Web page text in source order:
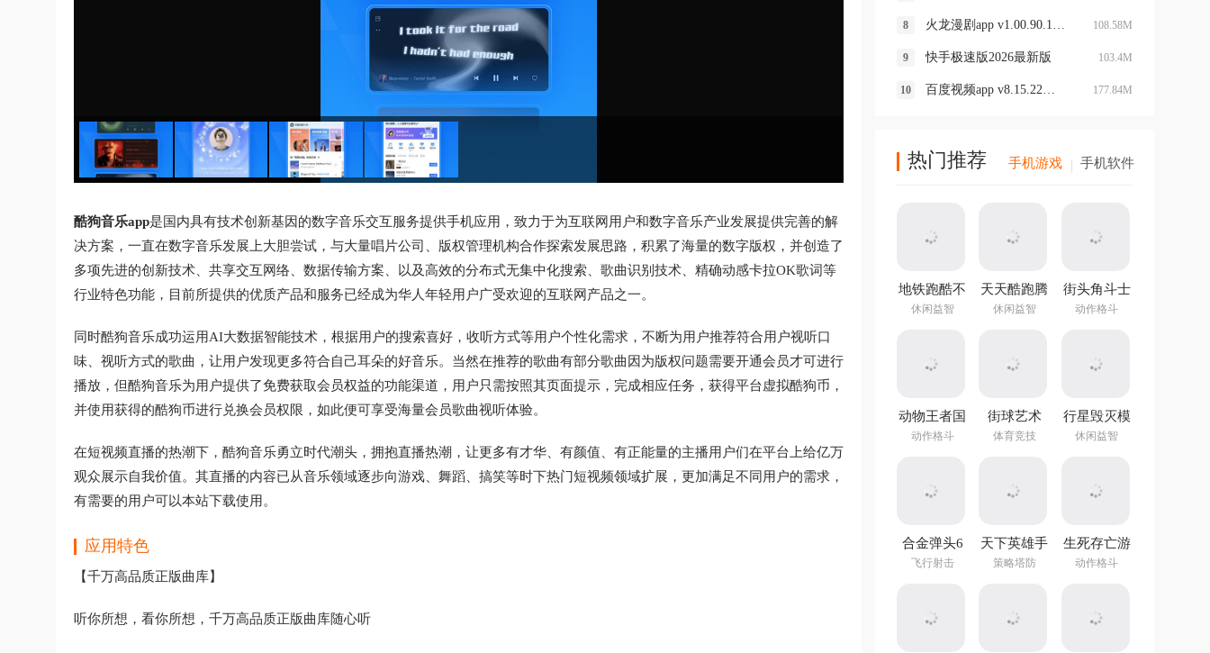
酷狗音乐app是国内具有技术创新基因的数字音乐交互服务提供手机应用，致力于为互联网用户和数字音乐产业发展提供完善的解
决方案，一直在数字音乐发展上大胆尝试，与大量唱片公司、版权管理机构合作探索发展思路，积累了海量的数字版权，并创造了
多项先进的创新技术、共享交互网络、数据传输方案、以及高效的分布式无集中化搜索、歌曲识别技术、精确动感卡拉OK歌词等
行业特色功能，目前所提供的优质产品和服务已经成为华人年轻用户广受欢迎的互联网产品之一。
同时酷狗音乐成功运用AI大数据智能技术，根据用户的搜索喜好，收听方式等用户个性化需求，不断为用户推荐符合用户视听口
味、视听方式的歌曲，让用户发现更多符合自己耳朵的好音乐。当然在推荐的歌曲有部分歌曲因为版权问题需要开通会员才可进行
播放，但酷狗音乐为用户提供了免费获取会员权益的功能渠道，用户只需按照其页面提示，完成相应任务，获得平台虚拟酷狗币，
并使用获得的酷狗币进行兑换会员权限，如此便可享受海量会员歌曲视听体验。
在短视频直播的热潮下，酷狗音乐勇立时代潮头，拥抱直播热潮，让更多有才华、有颜值、有正能量的主播用户们在平台上给亿万
观众展示自我价值。其直播的内容已从音乐领域逐步向游戏、舞蹈、搞笑等时下热门短视频领域扩展，更加满足不同用户的需求，
有需要的用户可以本站下载使用。
应用特色
【千万高品质正版曲库】
听你所想，看你所想，千万高品质正版曲库随心听
火龙漫剧app v1.00.90.10523 108.58M
快手极速版2026最新版 103.4M
百度视频app v8.15.22最新版本 177.84M
热门推荐 手机游戏 手机软件
地铁跑酷不
用实名认证
休闲益智
天天酷跑腾
讯游戏
休闲益智
街头角斗士
2手游
动作格斗
动物王者国
际版
动作格斗
街球艺术
2.0 v2.3.49
体育竞技
行星毁灭模
拟器中文版
休闲益智
合金弹头6
官方正版
飞行射击
天下英雄手
游
策略塔防
生死存亡游
戏官方版
动作格斗